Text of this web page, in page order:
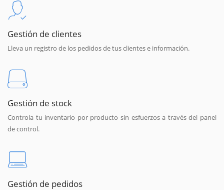
Gestión de clientes
Lleva un registro de los pedidos de tus clientes e información.
Gestión de stock
Controla tu inventario por producto sin esfuerzos a través del panel
de control.
Gestión de pedidos